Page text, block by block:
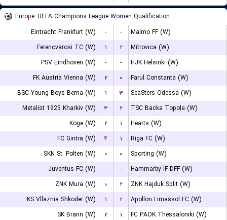
Europe UEFA Champions League Women Qualification
Eintracht Frankfurt (W)
- -
Malmo FF (W)
Ferencvarosi TC (W)
۱ ۲
Mitrovica (W)
PSV Eindhoven (W)
- -
HJK Helsinki (W)
FK Austria Vienna (W)
۲ ۰
Farul Constanta (W)
BSC Young Boys Berna (W)
۱ ۳
SeaSters Odessa (W)
Metalist 1925 Kharkiv (W)
۳ ۲
TSC Backa Topola (W)
Koge (W)
۲ ۱
Hearts (W)
FC Gintra (W)
۴ ۱
Riga FC (W)
SKN St. Polten (W)
۰ ۰
Sporting (W)
Juventus FC (W)
- -
Hammarby IF DFF (W)
ZNK Mura (W)
۰ ۲
ZNK Hajduk Split (W)
KS Vllaznia Shkoder (W)
۱ ۲
Apollon Limassol FC (W)
SK Brann (W)
۲ ۱
FC PAOK Thessaloniki (W)